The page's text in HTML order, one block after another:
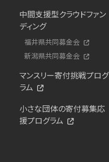
中間支援型クラウドファン
ディング
福井県共同募金会
新潟県共同募金会
マンスリー寄付挑戦プログ
ラム
小さな団体の寄付募集応
援プログラム